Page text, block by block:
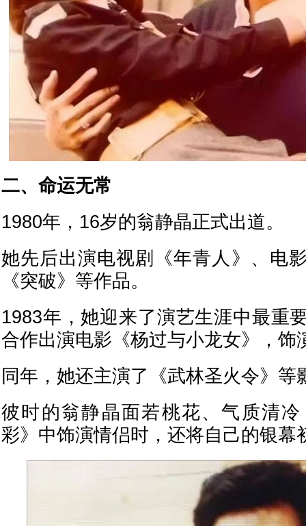
二、命运无常
1980年，16岁的翁静晶正式出道。
她先后出演电视剧《年青人》、电
《突破》等作品。
1983年，她迎来了演艺生涯中最重
合作出演电影《杨过与小龙女》，饰
同年，她还主演了《武林圣火令》等
彼时的翁静晶面若桃花、气质清
彩》中饰演情侣时，还将自己的银幕